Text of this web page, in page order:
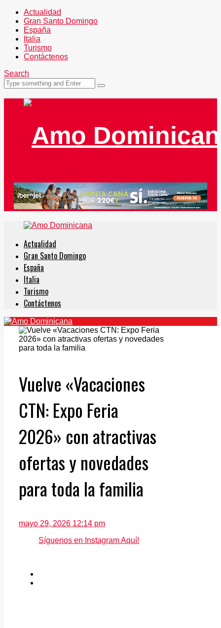
Actualidad
Gran Santo Domingo
España
Italia
Turismo
Contáctenos
Search
Actualidad
Gran Santo Domingo
España
Italia
Turismo
Contáctenos
Vuelve «Vacaciones
CTN: Expo Feria
2026» con atractivas
ofertas y novedades
para toda la familia
mayo 29, 2026 12:14 pm
Síguenos en Instagram Aquí!